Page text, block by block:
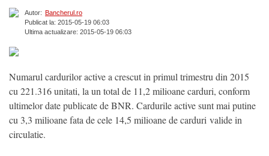
Autor: Bancherul.ro
Publicat la: 2015-05-19 06:03
Ultima actualizare: 2015-05-19 06:03
Numarul cardurilor active a crescut in primul trimestru din 2015
cu 221.316 unitati, la un total de 11,2 milioane carduri, conform
ultimelor date publicate de BNR. Cardurile active sunt mai putine
cu 3,3 milioane fata de cele 14,5 milioane de carduri valide in
circulatie.